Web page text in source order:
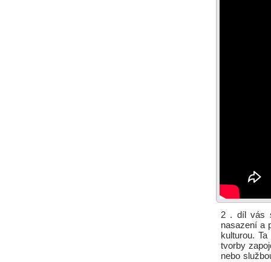
2 . díl vás
nasazení a
kulturou.
tvorby
nebo